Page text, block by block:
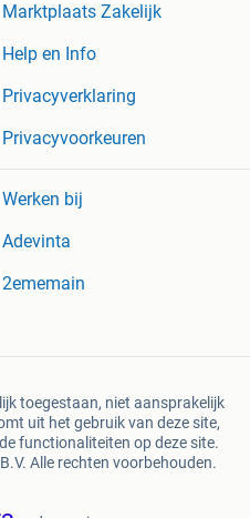
Marktplaats Zakelijk
Help en Info
Privacyverklaring
Privacyvoorkeuren
Werken bij
Adevinta
2ememain
toegestaan, niet aansprakelijk
uit het gebruik van deze site,
functionaliteiten op deze site.
Alle rechten voorbehouden.